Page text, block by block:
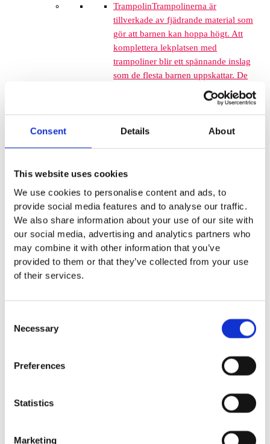
Consent Details About
This website uses cookies
We use cookies to personalise content and ads, to
provide social media features and to analyse our traffic.
We also share information about your use of our site with
our social media, advertising and analytics partners who
may combine it with other information that you’ve
provided to them or that they’ve collected from your use
of their services.
Selection
Necessary
Preferences
Statistics
Marketing
TrampolinTrampolinerna är
tillverkade av fjädrande material som
gör att barnen kan hoppa högt. Att
komplettera lekplatsen med
trampoliner blir ett spännande inslag
som de flesta barnen uppskattar. De
tar inte mycket plats och de fälls ner
i marken så de kan med fördel
monteras mellan lekplatsutrustning
där det finns lediga ytor. När barnen
Fallskyddsmattor
mm - för fallhöjd till och med
Euroflex fallskyddsmatta 40
mm - för fallhöjd 1,2 meter
Euroflex fallskyddsmatta 50
mm - för fallhöjd 1,5 meter
mm - för fallhöjd 2,1 meter
Euroflex fallskyddsmatta 80
Euroflex fallskyddsmatta 90
Nordic rubber safe tiles 40
Nordic rubber safe tiles 55